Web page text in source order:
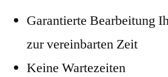
Garantierte Bearbeitung
zur vereinbarten Zeit
Keine Wartezeiten